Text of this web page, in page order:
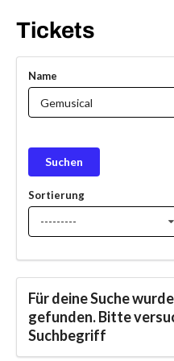
Tickets
Name
Sortierung
---------
Für deine Suche
gefunden. Bitte
Suchbegriff